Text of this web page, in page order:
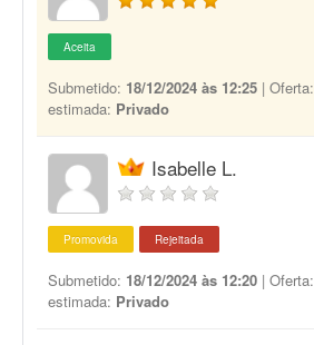
Aceita
Submetido: 18/12/2024 às 12:25 | Oferta:
estimada: Privado
Isabelle L.
Promovida Rejeitada
Submetido: 18/12/2024 às 12:20 | Oferta:
estimada: Privado